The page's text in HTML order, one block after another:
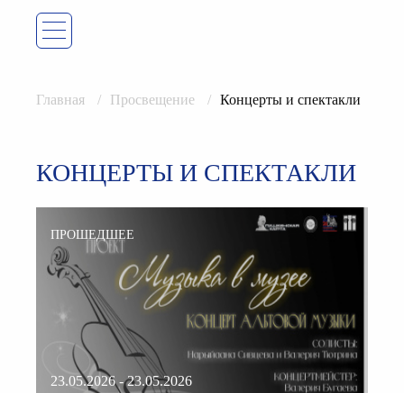
Главная Просвещение Концерты и спектакли
КОНЦЕРТЫ И СПЕКТАКЛИ
ПРОШЕДШЕЕ
23.05.2026 - 23.05.2026